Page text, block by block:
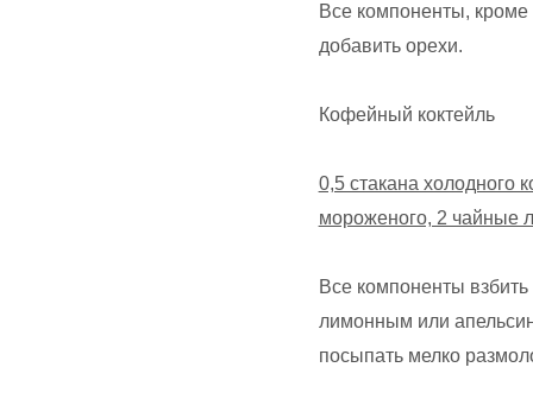
Все компоненты, кроме
добавить орехи.
Кофейный коктейль
0,5 стакана холодного
мороженого, 2 чайные
Все компоненты
лимонным или
посыпать мелко